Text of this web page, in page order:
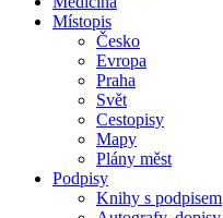
Místopis
Česko
Evropa
Praha
Svět
Cestopisy
Mapy
Plány měst
Podpisy
Knihy s podpisem